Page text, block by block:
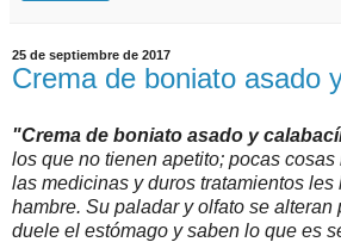
25 de septiembre de 2017
Crema de boniato asado
"Crema de boniato asado y
los que no tienen apetito; pocas
las medicinas y duros tratamientos les
hambre. Su paladar y olfato se alteran
duele el estómago y saben lo que es